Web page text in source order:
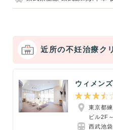
近所の不妊治療ク
ウィメン
東京都
ビル2F
西武池